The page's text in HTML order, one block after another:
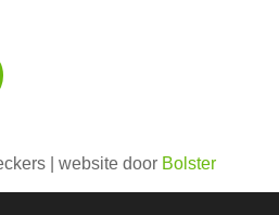
| website door Bolster